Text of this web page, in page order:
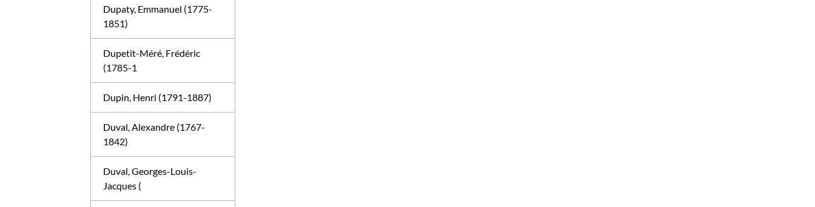
Dupaty, Emmanuel (1775-
1851)
Dupetit-Méré, Frédéric
(1785-1
Dupin, Henri (1791-1887)
Duval, Alexandre (1767-
1842)
Duval, Georges-Louis-
Jacques (